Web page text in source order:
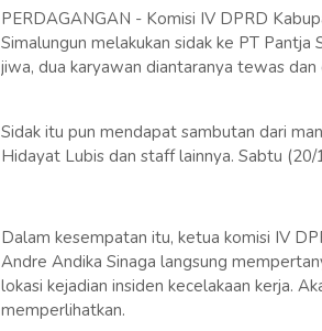
PERDAGANGAN - Komisi IV DPRD
Simalungun melakukan sidak ke PT
jiwa, dua karyawan diantaranya tewas
Sidak itu pun mendapat sambutan dari
Hidayat Lubis dan staff lainnya. Sabtu
Dalam kesempatan itu, ketua komisi IV
Andre Andika Sinaga langsung
lokasi kejadian insiden kecelakaan kerja.
memperlihatkan.